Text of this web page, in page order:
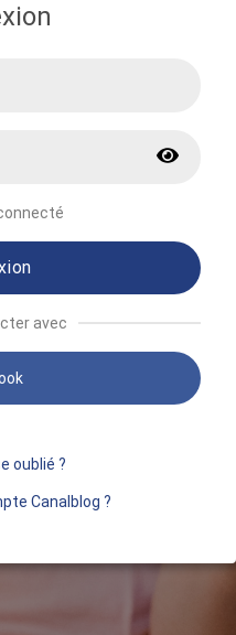
avec
oublié ?
Canalblog ?